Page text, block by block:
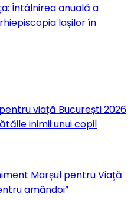
Întâlnirea anuală a
Iașilor în
viață București 2026
inimii unui copil
Marșul pentru Viață
amândoi”